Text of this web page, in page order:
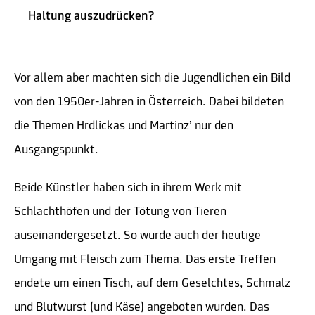
Haltung auszudrücken?
Vor allem aber machten sich die Jugendlichen ein Bild
von den 1950er-Jahren in Österreich. Dabei bildeten
die Themen Hrdlickas und Martinz’ nur den
Ausgangspunkt.
Beide Künstler haben sich in ihrem Werk mit
Schlachthöfen und der Tötung von Tieren
auseinandergesetzt. So wurde auch der heutige
Umgang mit Fleisch zum Thema. Das erste Treffen
endete um einen Tisch, auf dem Geselchtes, Schmalz
und Blutwurst (und Käse) angeboten wurden. Das